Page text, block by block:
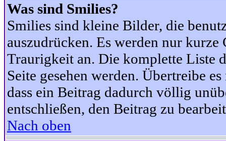
Was sind Smilies?
Smilies sind kleine Bilder, die
auszudrücken. Es werden nur
Traurigkeit an. Die komplette Liste
Seite gesehen werden. Übertreibe
dass ein Beitrag dadurch völlig
entschließen, den Beitrag zu
Nach oben